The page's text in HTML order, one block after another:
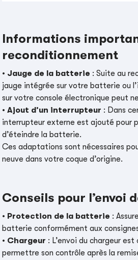
Informations
reconditionnement
• Jauge de la batterie : Suite au
jauge intégrée sur votre batterie ou
sur votre console électronique peut
•Ajout d’un interrupteur : Dans
interrupteur externe est ajouté pour
d’éteindre la batterie.
Ces adaptations sont nécessaires
neuve dans votre coque d’origine.
Conseils pour l’envoi
• Protection de la batterie :
batterie conformément aux
• Chargeur : L’envoi du chargeur
permettre son contrôle après la